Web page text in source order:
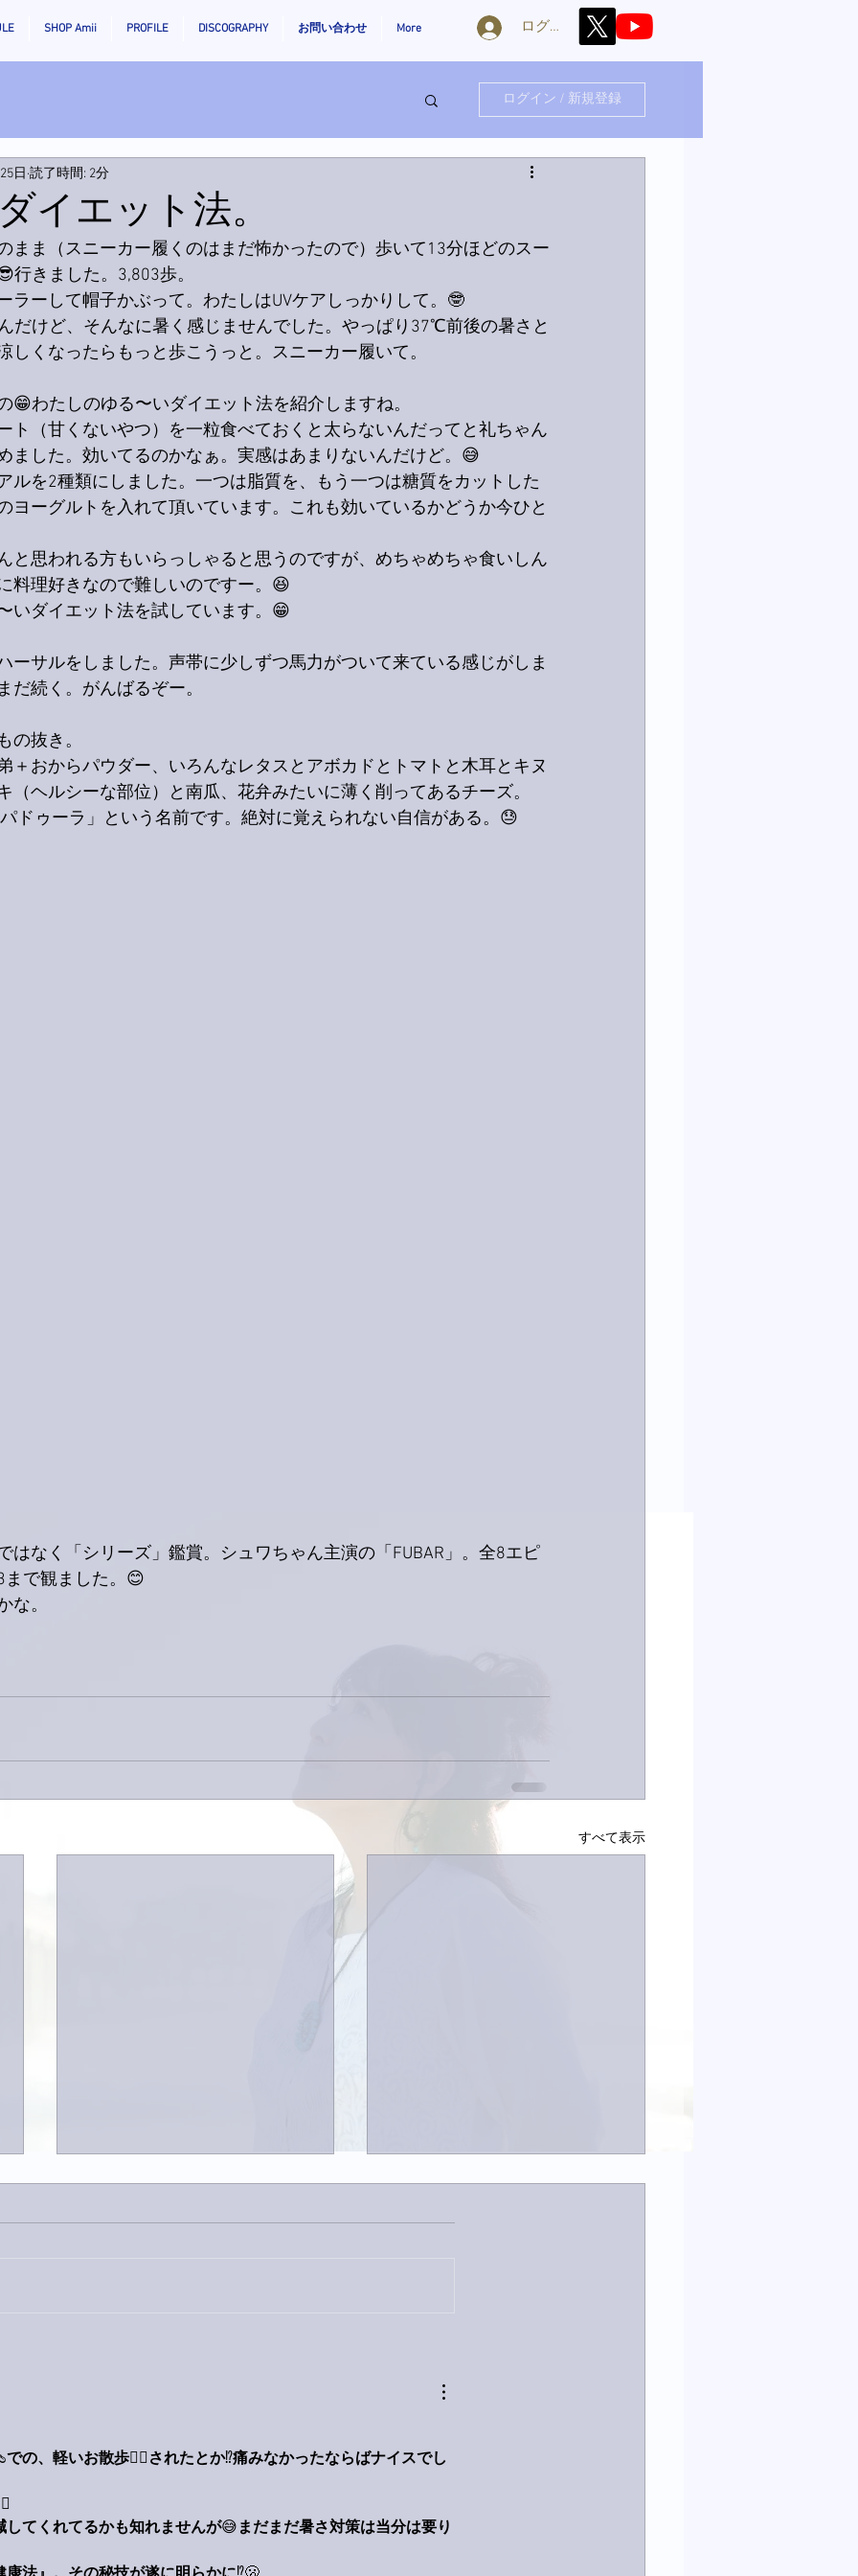
SHOP Amii PROFILE DISCOGRAPHY お問い合わせ More ログイン
ログイン / 新規登録
イエット法。
日 読了時間: 2分
まま（スニーカー履くのはまだ怖かったので）歩いて13分ほどのスー
行きました。3,803歩。
ラーして帽子かぶって。わたしはUVケアしっかりして。🤓
だけど、そんなに暑く感じませんでした。やっぱり37℃前後の暑さと
しくなったらもっと歩こうっと。スニーカー履いて。
😁わたしのゆる〜いダイエット法を紹介しますね。
ト（甘くないやつ）を一粒食べておくと太らないんだってと礼ちゃん
ました。効いてるのかなぁ。実感はあまりないんだけど。😅
ルを2種類にしました。一つは脂質を、もう一つは糖質をカットした
ヨーグルトを入れて頂いています。これも効いているかどうか今ひと
と思われる方もいらっしゃると思うのですが、めちゃめちゃ食いしん
料理好きなので難しいのですー。😆
いダイエット法を試しています。😁
ーサルをしました。声帯に少しずつ馬力がついて来ている感じがしま
だ続く。がんばるぞー。
の抜き。
＋おからパウダー、いろんなレタスとアボカドとトマトと木耳とキヌ
（ヘルシーな部位）と南瓜、花弁みたいに薄く削ってあるチーズ。
ドゥーラ」という名前です。絶対に覚えられない自信がある。😓
はなく「シリーズ」鑑賞。シュワちゃん主演の「FUBAR」。全8エピ
で観ました。😊
な。
すべて表示
での、軽いお散歩🚶‍♂️ されたとか⁉️痛みなかったならばナイスでし
てくれてるかも知れませんが😅 まだまだ暑さ対策は当分は要り